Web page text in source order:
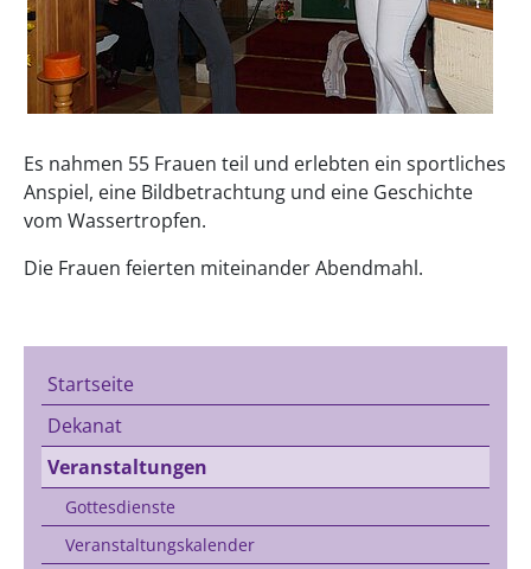
Es nahmen 55 Frauen teil und erlebten ein sportliches
Anspiel, eine Bildbetrachtung und eine Geschichte
vom Wassertropfen.
Die Frauen feierten miteinander Abendmahl.
Startseite
Dekanat
Veranstaltungen
Gottesdienste
Veranstaltungskalender